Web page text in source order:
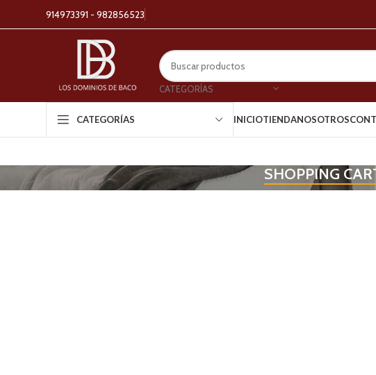
914973391 - 982856523
CATEGORÍAS
CATEGORÍAS INICIOTIENDANOSOTROS
SHOPPING